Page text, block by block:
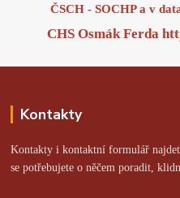
ČSCH - SOCHP a v
CHS Osmák Ferda
Kontakty
Kontakty i kontaktní formulář
se potřebujete o něčem poradit,